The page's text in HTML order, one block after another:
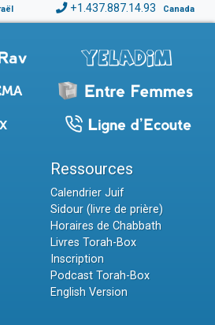
+1.437.887.14.93 Canada
Ressources
Calendrier Juif
Sidour (livre de prière)
Horaires de Chabbath
Livres Torah-Box
Inscription
Podcast Torah-Box
English Version